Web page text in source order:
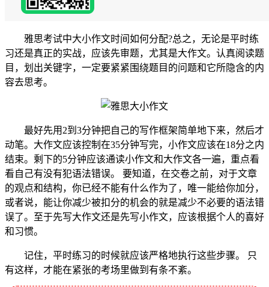
雅思考试中大小作文时间如何分配?总之，无论是平时练
习还是真正的实战，应该先审题，尤其是大作文。认真阅读题
目，划出关键字，一定要紧紧围绕题目的问题和它所隐含的内
容去思考。
最好先用2到3分钟把自己的写作框架简单地下来，然后才
动笔。大作文应该控制在35分钟写完，小作文应该在18分之内
结束。剩下的5分钟应该通读小作文和大作文各一遍，重点看
看自己有没有犯语法错误。 要知道，在交卷之前，对于文章
的观点和结构，你已经不能有什么作为了，唯一能给你加分，
或者说，能让你减少被扣分的机会的就是减少不必要的语法错
误了。至于先写大作文还是先写小作文，应该根据个人的喜好
和习惯。
记住，平时练习的时候就应该严格地执行这些步骤。 只
有这样，才能在紧张的考场里做到有条不紊。